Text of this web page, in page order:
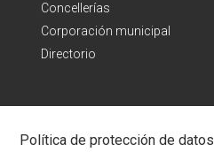
Concellerías
Corporación municipal
Directorio
Política de protección de datos